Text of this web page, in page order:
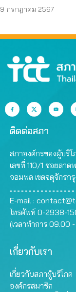
Transaction
9 กรกฎาคม 2567
ติดต่อสภา
สภาองค์กรของผู้บริโ
เลขที่ 110/1 ซอยลา
จอมพล เขตจตุจักรก
E-mail :
โทรศัพท์ 0-2938-
(เวลาทำการ 09.00
เกี่ยวกับเรา
เกี่ยวกับสภาผู้บริโภค
องค์กรสมาชิก